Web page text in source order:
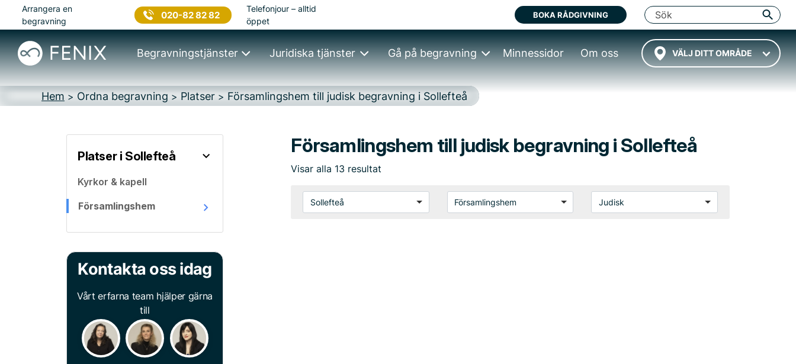
Arrangera en
begravning
020-82 82 82
Telefonjour – alltid
öppet
BOKA RÅDGIVNING
VÄLJ DITT OMRÅDE
Begravningstjänster Juridiska tjänster Gå på begravning Minnessidor Om oss
Hem > Ordna begravning > Platser > Församlingshem till judisk begravning i Sollefteå
Platser i Sollefteå
Kyrkor & kapell
Församlingshem
Kontakta oss idag
Vårt erfarna team hjälper gärna
till
Församlingshem till judisk begravning i Sollefteå
Visar alla 13 resultat
Sollefteå Församlingshem Judisk